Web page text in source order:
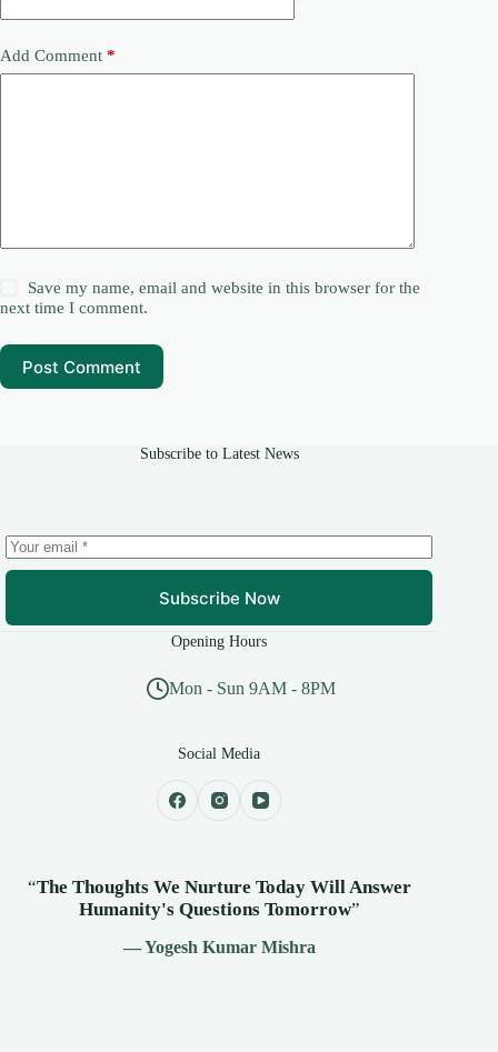
Add Comment *
Save my name, email and website in this browser for the
next time I comment.
Post Comment
Subscribe to Latest News
Subscribe Now
Opening Hours
Mon - Sun 9AM - 8PM
Social Media
“The Thoughts We Nurture Today Will Answer
Humanity's Questions Tomorrow”
— Yogesh Kumar Mishra